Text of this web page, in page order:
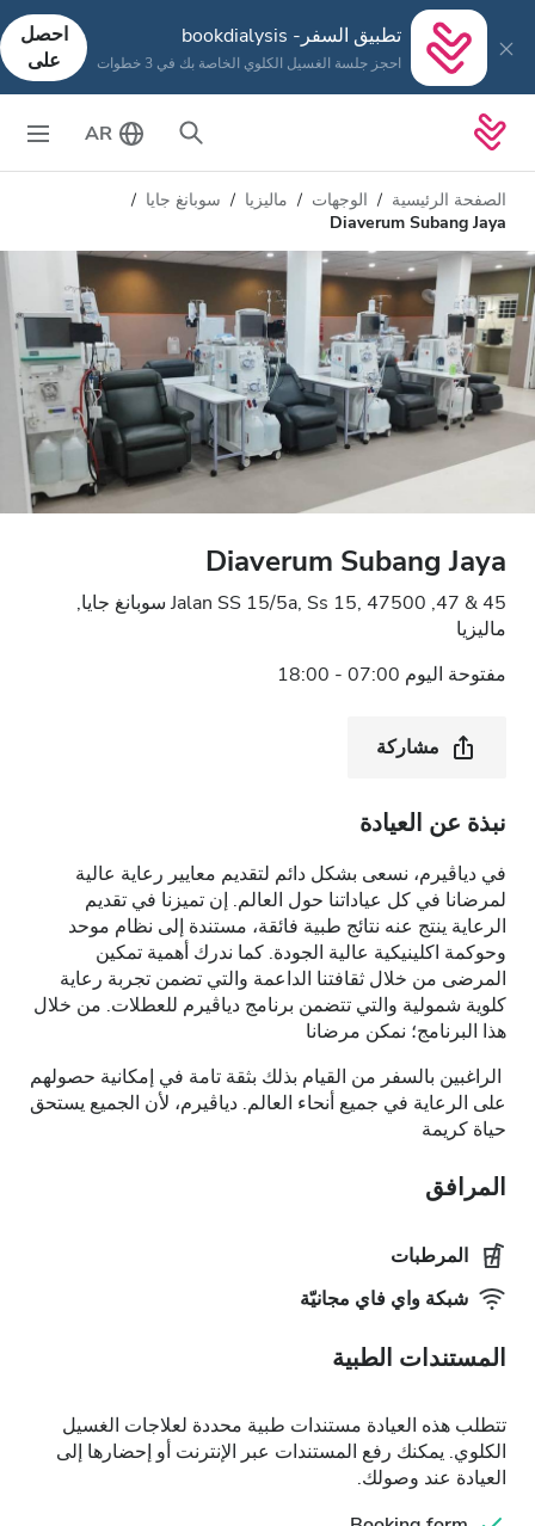
تطبيق السفر- bookdialysis
احجز جلسة الغسيل الكلوي الخاصة بك في 3 خطوات
احصل
على
AR
الصفحة الرئيسية الوجهات ماليزيا
سوبانغ جايا
Diaverum Subang Jaya
Diaverum Subang Jaya
45 & 47, Jalan SS 15/5a, Ss 15, 47500 سوبانغ جايا,
ماليزيا
مفتوحة اليوم 07:00 - 18:00
مشاركة
نبذة عن العيادة
في دياڤيرم، نسعى بشكل دائم لتقديم معايير رعاية عالية
لمرضانا في كل عياداتنا حول العالم. إن تميزنا في تقديم
الرعاية ينتج عنه نتائج طبية فائقة، مستندة إلى نظام موحد
وحوكمة اكلينيكية عالية الجودة. كما ندرك أهمية تمكين
المرضى من خلال ثقافتنا الداعمة والتي تضمن تجربة رعاية
كلوية شمولية والتي تتضمن برنامج دياڤيرم للعطلات. من خلال
هذا البرنامج؛ نمكن مرضانا
الراغبين بالسفر من القيام بذلك بثقة تامة في إمكانية حصولهم
على الرعاية في جميع أنحاء العالم. دياڤيرم، لأن الجميع يستحق
حياة كريمة
المرافق
المرطبات
شبكة واي فاي مجانيّة
المستندات الطبية
تتطلب هذه العيادة مستندات طبية محددة لعلاجات الغسيل
الكلوي. يمكنك رفع المستندات عبر الإنترنت أو إحضارها إلى
العيادة عند وصولك.